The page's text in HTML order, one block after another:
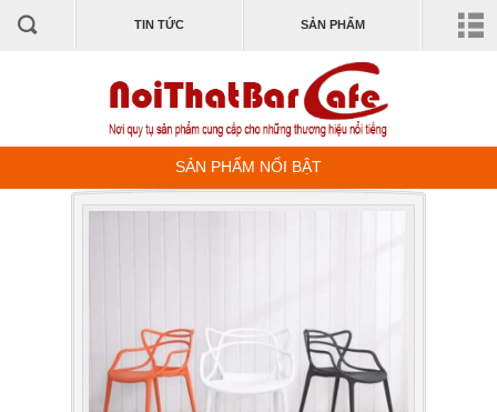
TIN TỨC SẢN PHẨM
SẢN PHẨM NỔI BẬT